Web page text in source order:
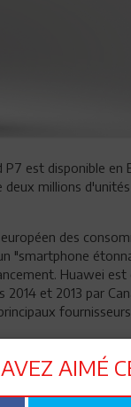
est disponible en
millions
des
"smartphone
Huawei est
2014 et 2013 par
AIMÉ